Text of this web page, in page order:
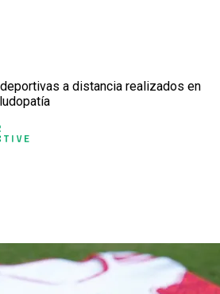
a distancia realizados en